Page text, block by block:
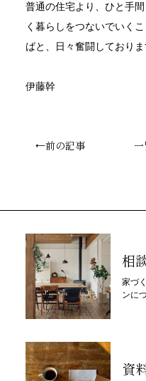
普通の住宅より、ひと手
く暮らしをつないでいく
ばと、日々奮闘しておりま
伊藤幹
←前の記事
相
家づ
ンに
資